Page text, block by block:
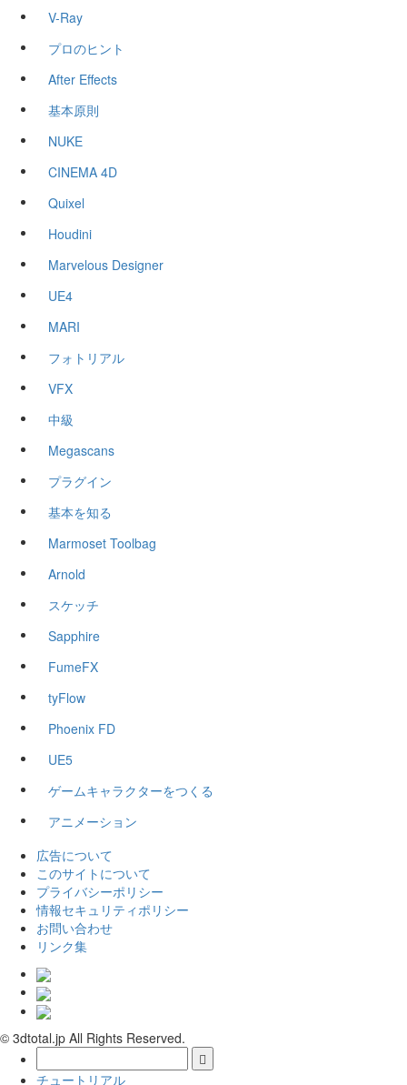
V-Ray
プロのヒント
After Effects
基本原則
NUKE
CINEMA 4D
Quixel
Houdini
Marvelous Designer
UE4
MARI
フォトリアル
VFX
中級
Megascans
プラグイン
基本を知る
Marmoset Toolbag
Arnold
スケッチ
Sapphire
FumeFX
tyFlow
Phoenix FD
UE5
ゲームキャラクターをつくる
アニメーション
広告について
このサイトについて
プライバシーポリシー
情報セキュリティポリシー
お問い合わせ
リンク集
© 3dtotal.jp All Rights Reserved.
チュートリアル